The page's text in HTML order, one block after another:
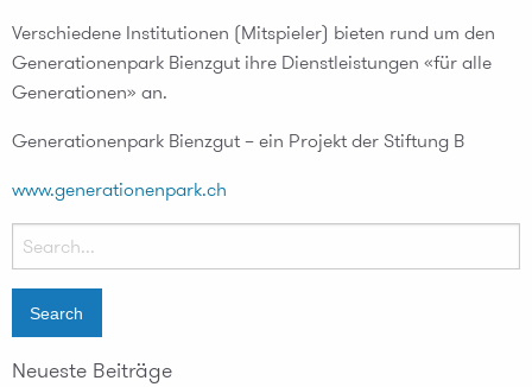
Verschiedene Institutionen (Mitspieler) bieten rund um den
Generationenpark Bienzgut ihre Dienstleistungen «für alle
Generationen» an.
Generationenpark Bienzgut – ein Projekt der Stiftung B
www.generationenpark.ch
Search
for:
Neueste Beiträge